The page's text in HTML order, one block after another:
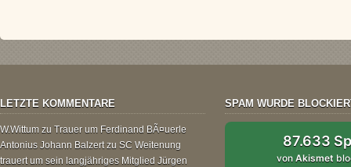
LETZTE KOMMENTARE
W.Wittum zu Trauer um Ferdinand BÃ¤uerle
Antonius Johann Balzertzu SC Weitenung
trauert um sein langjähriges Mitglied Jürgen
SPAM WURDE
87.633
vonAkismet